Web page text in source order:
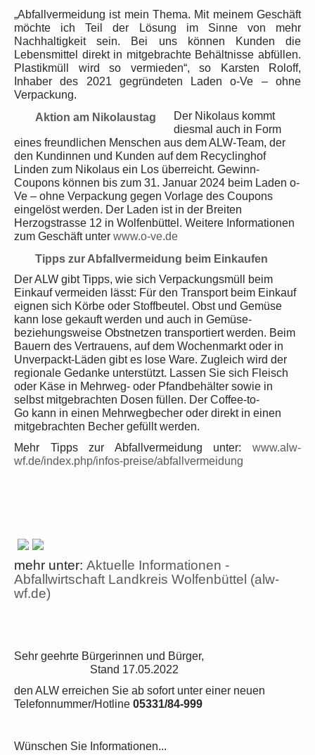
„Abfallvermeidung ist mein Thema. Mit meinem Geschäft
möchte ich Teil der Lösung im Sinne von mehr
Nachhaltigkeit sein. Bei uns können Kunden die
Lebensmittel direkt in mitgebrachte Behältnisse abfüllen.
Plastikmüll wird so vermieden“, so Karsten Roloff,
Inhaber des 2021 gegründeten Laden o-Ve – ohne
Verpackung.
Aktion am Nikolaustag
Der Nikolaus kommt
diesmal auch in Form
eines freundlichen Menschen aus dem ALW-Team, der
den Kundinnen und Kunden auf dem Recyclinghof
Linden zum Nikolaus ein Los überreicht. Gewinn-
Coupons können bis zum 31. Januar 2024 beim Laden o-
Ve – ohne Verpackung gegen Vorlage des Coupons
eingelöst werden. Der Laden ist in der Breiten
Herzogstrasse 12 in Wolfenbüttel. Weitere Informationen
zum Geschäft unter www.o-ve.de
Tipps zur Abfallvermeidung beim Einkaufen
Der ALW gibt Tipps, wie sich Verpackungsmüll beim
Einkauf vermeiden lässt: Für den Transport beim Einkauf
eignen sich Körbe oder Stoffbeutel. Obst und Gemüse
kann lose gekauft werden und auch in Gemüse-
beziehungsweise Obstnetzen transportiert werden. Beim
Bauern des Vertrauens, auf dem Wochenmarkt oder in
Unverpackt-Läden gibt es lose Ware. Zugleich wird der
regionale Gedanke unterstützt. Lassen Sie sich Fleisch
oder Käse in Mehrweg- oder Pfandbehälter sowie in
selbst mitgebrachten Dosen füllen. Der Coffee-to-
Go kann in einen Mehrwegbecher oder direkt in einen
mitgebrachten Becher gefüllt werden.
Mehr Tipps zur Abfallvermeidung unter: www.alw-
wf.de/index.php/infos-preise/abfallvermeidung
mehr unter: Aktuelle Informationen -
Abfallwirtschaft Landkreis Wolfenbüttel (alw-
wf.de)
Sehr geehrte Bürgerinnen und Bürger,
Stand 17.05.2022
den ALW erreichen Sie ab sofort unter einer neuen
Telefonnummer/Hotline 05331/84-999
Wünschen Sie Informationen...